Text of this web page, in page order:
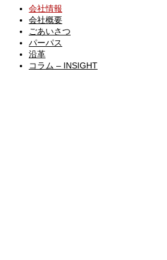
会社情報
会社概要
ごあいさつ
パーパス
沿革
コラム – INSIGHT